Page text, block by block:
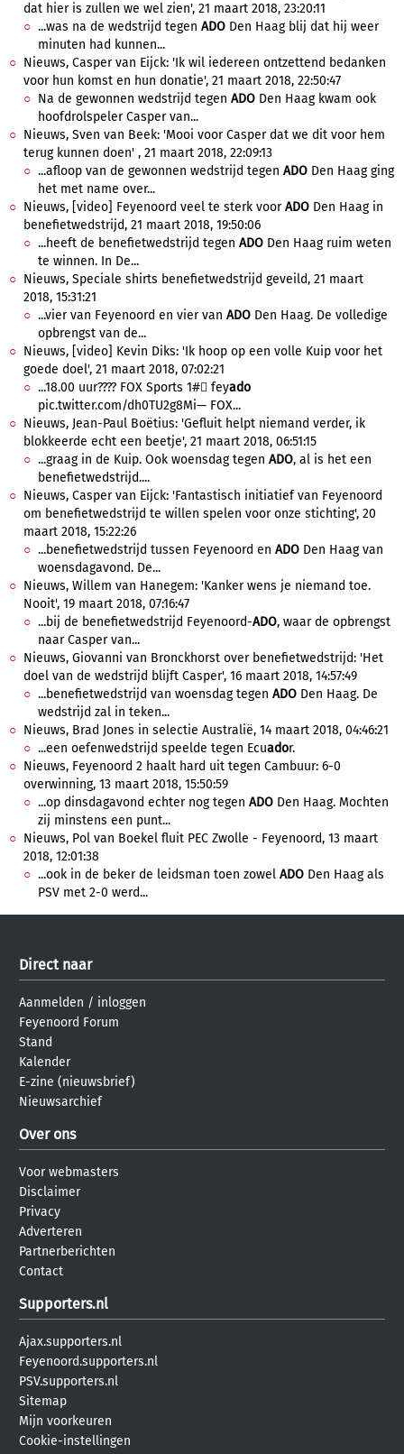
dat hier is zullen we wel zien', 21 maart 2018, 23:20:11
...was na de wedstrijd tegen ADO Den Haag blij dat hij weer
minuten had kunnen...
Nieuws, Casper van Eijck: 'Ik wil iedereen ontzettend bedanken
voor hun komst en hun donatie', 21 maart 2018, 22:50:47
Na de gewonnen wedstrijd tegen ADO Den Haag kwam ook
hoofdrolspeler Casper van...
Nieuws, Sven van Beek: 'Mooi voor Casper dat we dit voor hem
terug kunnen doen' , 21 maart 2018, 22:09:13
...afloop van de gewonnen wedstrijd tegen ADO Den Haag ging
het met name over...
Nieuws, [video] Feyenoord veel te sterk voorADO Den Haag in
benefietwedstrijd, 21 maart 2018, 19:50:06
...heeft de benefietwedstrijd tegen ADO Den Haag ruim weten
te winnen. In De...
Nieuws, Speciale shirts benefietwedstrijd geveild, 21 maart
2018, 15:31:21
...vier van Feyenoord en vier van ADO Den Haag. De volledige
opbrengst van de...
Nieuws, [video] Kevin Diks: 'Ik hoop op een volle Kuip voor het
goede doel', 21 maart 2018, 07:02:21
...18.00 uur???? FOX Sports 1#⃣ feyado
pic.twitter.com/dh0TU2g8Mi— FOX...
Nieuws, Jean-Paul Boëtius: 'Gefluit helpt niemand verder, ik
blokkeerde echt een beetje', 21 maart 2018, 06:51:15
...graag in de Kuip. Ook woensdag tegen ADO, al is het een
benefietwedstrijd....
Nieuws, Casper van Eijck: 'Fantastisch initiatief van Feyenoord
om benefietwedstrijd te willen spelen voor onze stichting', 20
maart 2018, 15:22:26
...benefietwedstrijd tussen Feyenoord en ADO Den Haag van
woensdagavond. De...
Nieuws, Willem van Hanegem: 'Kanker wens je niemand toe.
Nooit', 19 maart 2018, 07:16:47
...bij de benefietwedstrijd Feyenoord-ADO, waar de opbrengst
naar Casper van...
Nieuws, Giovanni van Bronckhorst over benefietwedstrijd: 'Het
doel van de wedstrijd blijft Casper', 16 maart 2018, 14:57:49
...benefietwedstrijd van woensdag tegen ADO Den Haag. De
wedstrijd zal in teken...
Nieuws, Brad Jones in selectie Australië, 14 maart 2018, 04:46:21
...een oefenwedstrijd speelde tegen Ecuador.
Nieuws, Feyenoord 2 haalt hard uit tegen Cambuur: 6-0
overwinning, 13 maart 2018, 15:50:59
...op dinsdagavond echter nog tegen ADO Den Haag. Mochten
zij minstens een punt...
Nieuws, Pol van Boekel fluit PEC Zwolle - Feyenoord, 13 maart
2018, 12:01:38
...ook in de beker de leidsman toen zowel ADO Den Haag als
PSV met 2-0 werd...
Direct naar
Aanmelden / inloggen
Feyenoord Forum
Stand
Kalender
E-zine (nieuwsbrief)
Nieuwsarchief
Over ons
Voor webmasters
Disclaimer
Privacy
Adverteren
Partnerberichten
Contact
Supporters.nl
Ajax.supporters.nl
Feyenoord.supporters.nl
PSV.supporters.nl
Sitemap
Mijn voorkeuren
Cookie-instellingen